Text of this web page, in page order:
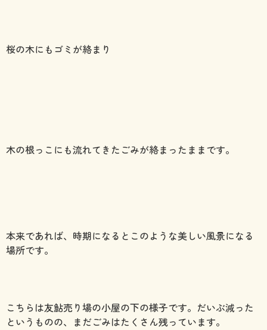
桜の木にもゴミが絡まり
木の根っこにも流れてきたごみが絡まったままです。
本来であれば、時期になるとこのような美しい風景になる
場所です。
こちらは友鮎売り場の小屋の下の様子です。だいぶ減った
というものの、まだごみはたくさん残っています。